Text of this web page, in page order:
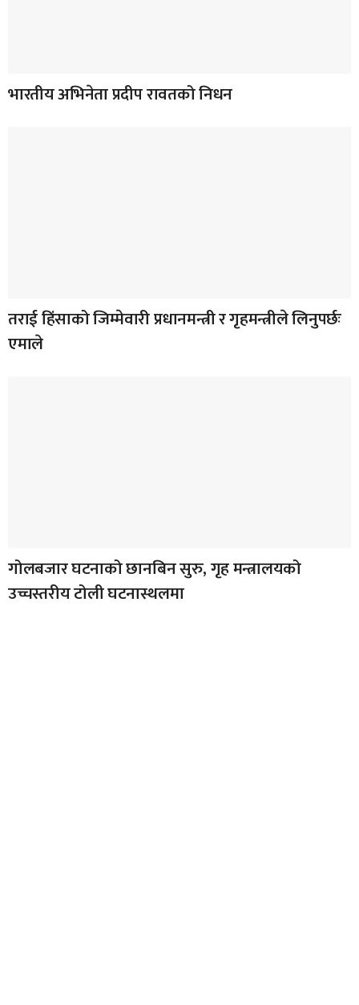
भारतीय अभिनेता प्रदीप रावतको निधन
तराई हिंसाको जिम्मेवारी प्रधानमन्त्री र गृहमन्त्रीले लिनुपर्छः
एमाले
गोलबजार घटनाको छानबिन सुरु, गृह मन्त्रालयको
उच्चस्तरीय टोली घटनास्थलमा